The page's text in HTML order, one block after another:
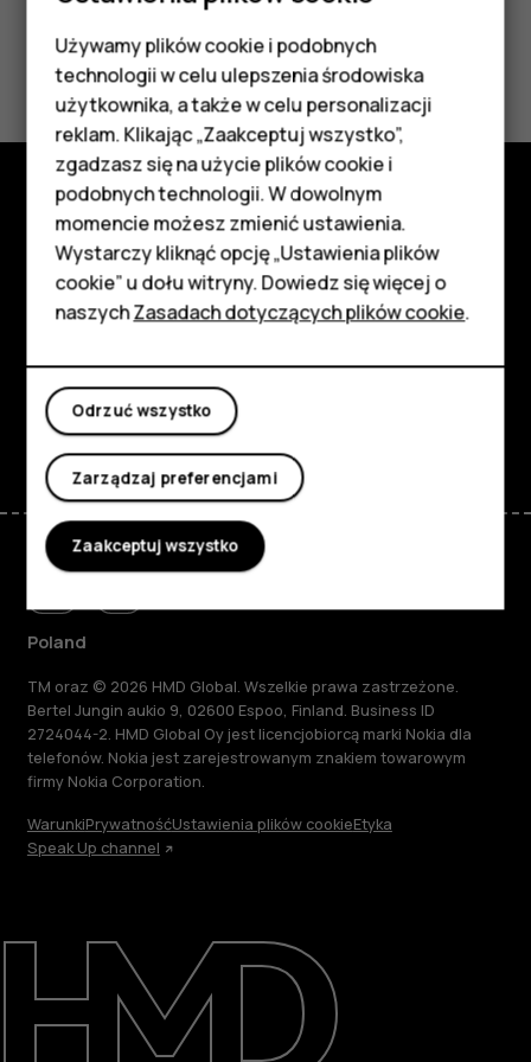
Smartfony
Telefony z funkcjami
podstawowymi
Akcesoria
HMD Terra M
Tablety
Moje konto
Naprawa i recykling
Zrównoważony rozwój
Wsparcie
Czy te informacje były pomocne?
Tak Nie
Poznaj
Informacje
Planet and people
Wsparcie
FacebookInstagram
TiktokYoutube
Poland
TM oraz © 2026 HMD Global. Wszelkie prawa zastrzeżone.
Bertel Jungin aukio 9, 02600 Espoo, Finland. Business ID
2724044-2. HMD Global Oy jest licencjobiorcą marki Nokia dla
telefonów. Nokia jest zarejestrowanym znakiem towarowym
firmy Nokia Corporation.
WarunkiPrywatnośćUstawienia plików cookieEtyka
Speak Up channel
Używamy plików cookie i podobnych
technologii w celu ulepszenia środowiska
użytkownika, a także w celu personalizacji
reklam. Klikając „Zaakceptuj wszystko”,
zgadzasz się na użycie plików cookie i
podobnych technologii. W dowolnym
momencie możesz zmienić ustawienia.
Wystarczy kliknąć opcję „Ustawienia plików
cookie” u dołu witryny. Dowiedz się więcej o
naszychZasadach dotyczących plików cookie.
Odrzuć wszystko
Zarządzaj preferencjami
Zaakceptuj wszystko